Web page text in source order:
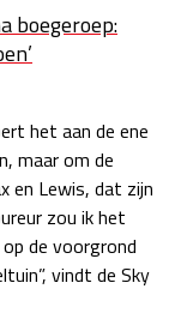
za 19:00 - 20:00
zo 17:00 - 19:00
za 15:00 - 16:00
zo 14:00 - 16:00
boegeroep:
het aan de ene
maar om de
en Lewis, dat zijn
zou ik het
de voorgrond
vindt de Sky